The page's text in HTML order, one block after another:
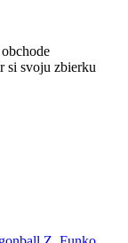
si svoju zbierku